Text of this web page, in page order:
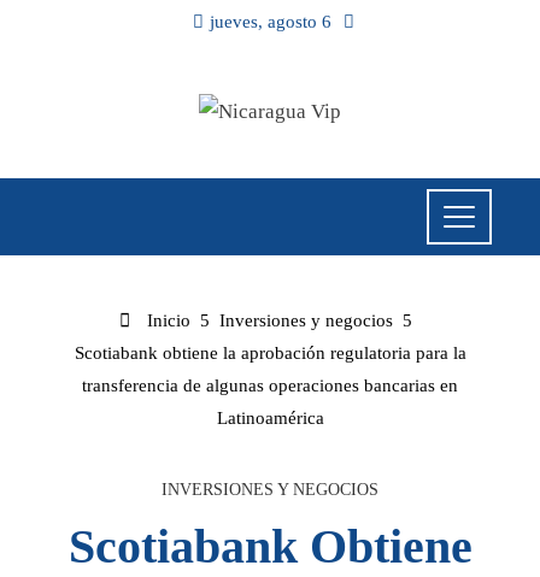
jueves, agosto 6
Inicio
Inversiones y negocios
Scotiabank obtiene la aprobación regulatoria para la
transferencia de algunas operaciones bancarias en
Latinoamérica
INVERSIONES Y NEGOCIOS
Scotiabank Obtiene